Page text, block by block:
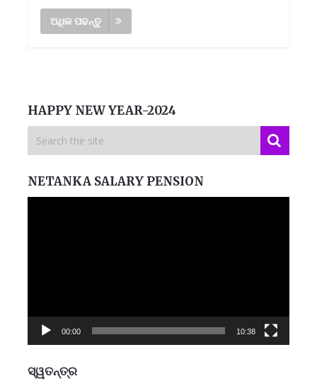
ଅଧିକ ପଢନ୍ତୁ
HAPPY NEW YEAR-2024
NETANKA SALARY PENSION
00:00 10:38
ସ୍ୱତନ୍ତ୍ର